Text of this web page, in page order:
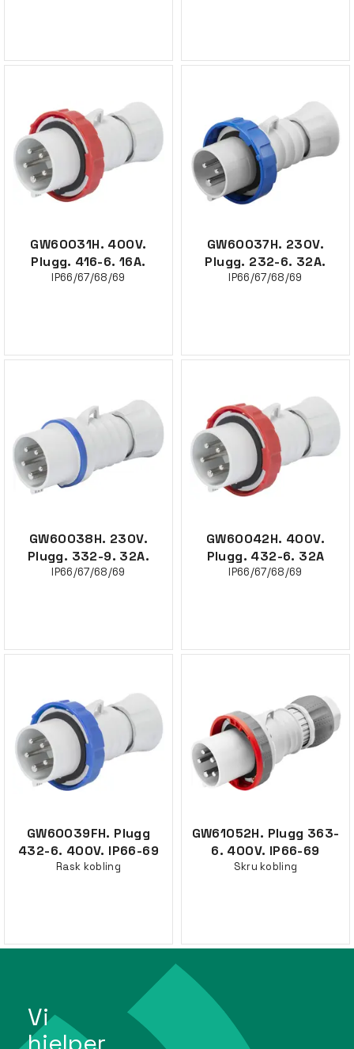
GW60031H. 400V.
Plugg. 416-6. 16A.
IP66/67/68/69
GW60037H. 230V.
Plugg. 232-6. 32A.
IP66/67/68/69
GW60038H. 230V.
Plugg. 332-9. 32A.
IP66/67/68/69
GW60042H. 400V.
Plugg. 432-6. 32A
IP66/67/68/69
GW60039FH. Plugg
432-6. 400V. IP66-69
Rask kobling
GW61052H. Plugg 363-
6. 400V. IP66-69
Skru kobling
Vi